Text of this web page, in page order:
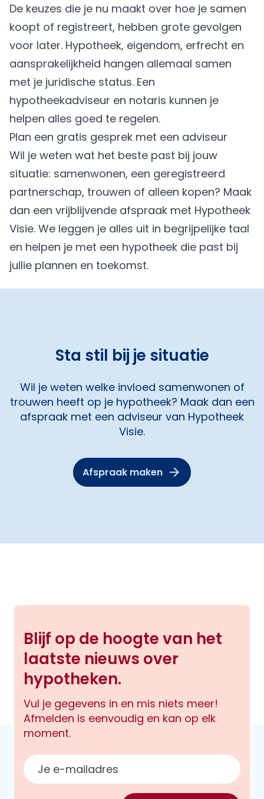
hypotheekschuld. Dat betekent dat als
één van jullie niet kan betalen, de ander
juridisch gezien verantwoordelijk is voor
het geheel. Laat je goed adviseren over
wat dit voor jullie situatie betekent.
De keuzes die je nu maakt over hoe je samen
koopt of registreert, hebben grote gevolgen
voor later. Hypotheek, eigendom, erfrecht en
aansprakelijkheid hangen allemaal samen
met je juridische status. Een
hypotheekadviseur en notaris kunnen je
helpen alles goed te regelen.
Plan een gratis gesprek met een adviseur
Wil je weten wat het beste past bij jouw
situatie: samenwonen, een geregistreerd
partnerschap, trouwen of alleen kopen? Maak
dan een vrijblijvende afspraak met Hypotheek
Visie. We leggen je alles uit in begrijpelijke taal
en helpen je met een hypotheek die past bij
jullie plannen en toekomst.
Sta stil bij je situatie
Wil je weten welke invloed samenwonen of
trouwen heeft op je hypotheek? Maak dan een
afspraak met een adviseur van Hypotheek
Visie.
Afspraak maken
Blijf op de hoogte van het
laatste nieuws over
hypotheken.
Vul je gegevens in en mis niets meer!
Afmelden is eenvoudig en kan op elk
moment.
E-mailadres